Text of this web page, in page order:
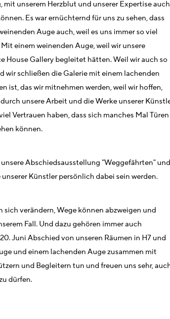
unserem Herzblut und unserer Expertise auch
Es war ernüchternd für uns zu sehen, dass
Auge auch, weil es uns immer so viel
einem weinenden Auge, weil wir unsere
House Gallery begleitet hätten. Weil wir auch so
wir schließen die Galerie mit einem lachenden
ist, das wir mitnehmen werden, weil wir hoffen,
unsere Arbeit und die Werke unserer
Vertrauen haben, dass sich manches Mal Türen
können.
Abschiedsausstellung "Weggefährten" und
Künstler persönlich dabei sein werden.
verändern, Wege können abzweigen und
Fall. Und dazu gehören immer auch
Juni Abschied von unseren Räumen in H7 und
und einem lachenden Auge zusammen mit
und Begleitern tun und freuen uns sehr,
dürfen.